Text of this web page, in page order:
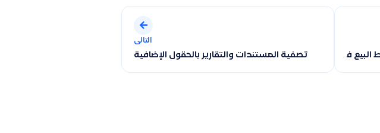
البيع في قيود
التالى
تصفية المستندات والتقارير بالحقول الإضافية